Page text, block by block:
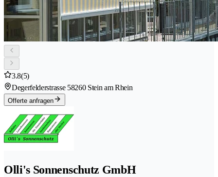
3.8(5)
Degerfelderstrasse 58260 Stein am Rhein
Offerte anfragen
Olli's Sonnenschutz GmbH